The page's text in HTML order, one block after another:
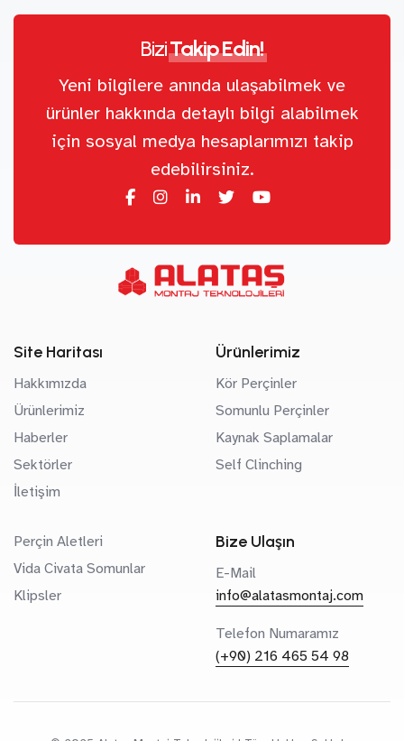
BiziTakip Edin!
Yeni bilgilere anında ulaşabilmek ve
ürünler hakkında detaylı bilgi alabilmek
için sosyal medya hesaplarımızı takip
edebilirsiniz.
Site Haritası
Hakkımızda
Ürünlerimiz
Haberler
Sektörler
İletişim
Ürünlerimiz
Kör Perçinler
Somunlu Perçinler
Kaynak Saplamalar
Self Clinching
Perçin Aletleri
Vida Civata Somunlar
Klipsler
Bize Ulaşın
E-Mail
info@alatasmontaj.com
Telefon Numaramız
(+90) 216 465 54 98